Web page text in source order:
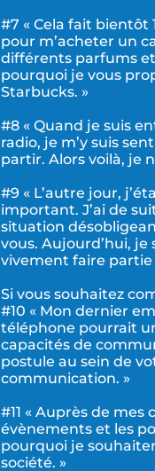
#7 « Cela fait bientôt
pour m’acheter un
différents parfums et
pourquoi je vous
Starbucks. »
#8 « Quand je suis
radio, je m’y suis
partir. Alors voilà, je
#9 « L’autre jour,
important. J’ai de
situation
vous. Aujourd’hui,
vivement faire partie
Si vous souhaitez
#10 « Mon dernier
téléphone pourrait
capacités de
postule au sein de
communication. »
#11 « Auprès de
évènements et les
pourquoi je
société. »